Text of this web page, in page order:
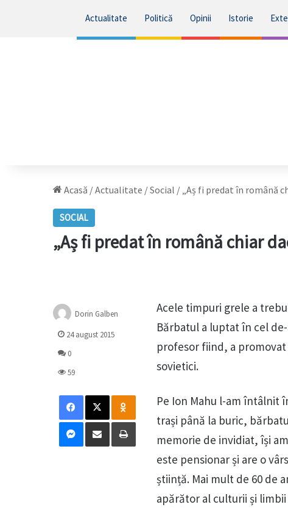
Actualitate Politică Opinii Istorie
Acasă /Actualitate /Social / „Aș fi predat în română
SOCIAL
„Aș fi predat în română chiar
Acele timpuri grele a
Bărbatul a luptat în cel
profesor fiind, a
sovietici.
Pe Ion Mahu l-am întâlnit
trași până la buric,
memorie de invidiat, își
este pensionar și are o
știință. Mai mult de 60 de
apărător al culturii și
Dorin Galben
24 august 2015
0
59
Facebook
X Odnoklassniki
Messenger
Distribuie prin mail Tipărește